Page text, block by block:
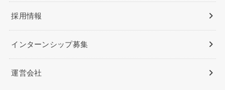
採用情報
インターンシップ募集
運営会社